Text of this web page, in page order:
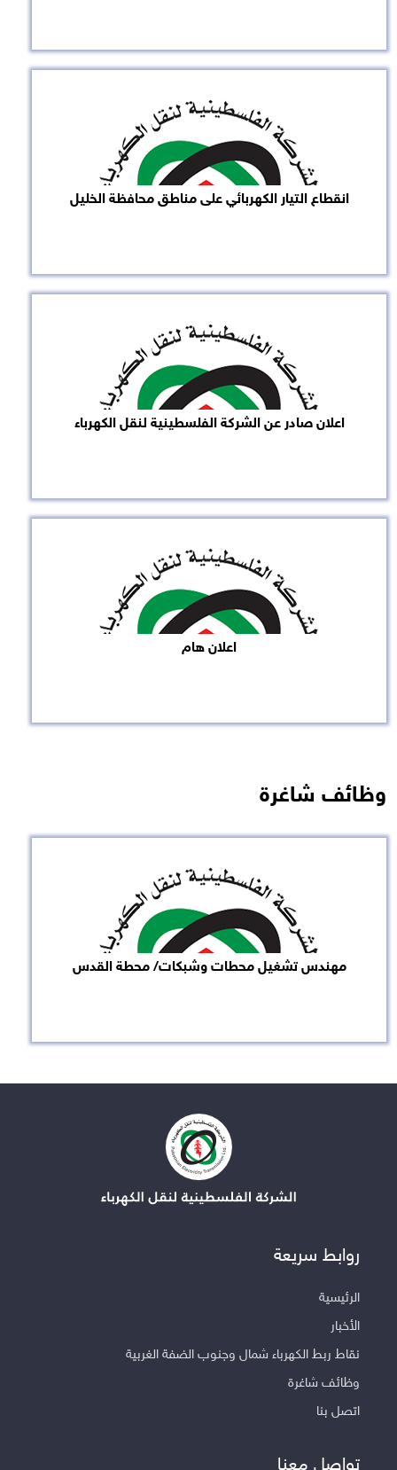
انقطاع التيار الكهربائي على مناطق محافظة الخليل
اعلان صادر عن الشركة الفلسطينية لنقل الكهرباء
اعلان هام
وظائف شاغرة
مهندس تشغيل محطات وشبكات/ محطة القدس
روابط سريعة
الرئيسية
الأخبار
نقاط ربط الكهرباء شمال وجنوب الضفة الغربية
وظائف شاغرة
اتصل بنا
تواصل معنا